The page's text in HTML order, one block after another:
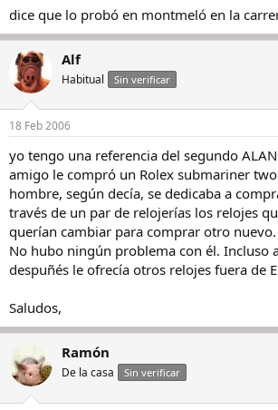
dice que lo probó en montmeló en la
Alf
Habitual Sin verificar
18 Feb 2006
yo tengo una referencia del segundo
amigo le compró un Rolex submariner
hombre, según decía, se dedicaba a
través de un par de relojerías los relojes
querían cambiar para comprar otro nuevo.
No hubo ningún problema con él. Incluso
despuñés le ofrecía otros relojes fuera de
Saludos,
Ramón
De la casa Sin verificar